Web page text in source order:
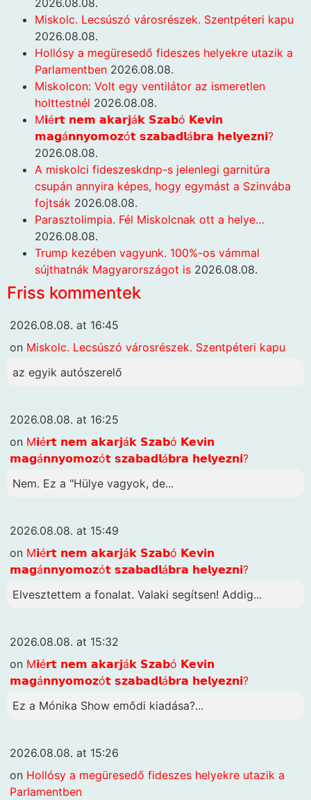
2026.08.08.
Miskolc. Lecsúszó városrészek. Szentpéteri kapu
2026.08.08.
Hollósy a megüresedő fideszes helyekre utazik a
Parlamentben 2026.08.08.
Miskolcon: Volt egy ventilátor az ismeretlen
holttestnél 2026.08.08.
M𝗶é𝗿𝘁 𝗻𝗲𝗺 𝗮𝗸𝗮𝗿𝗷á𝗸 𝗦𝘇𝗮𝗯ó 𝗞𝗲𝘃𝗶𝗻
𝗺𝗮𝗴á𝗻𝗻𝘆𝗼𝗺𝗼𝘇ó𝘁 𝘀𝘇𝗮𝗯𝗮𝗱𝗹á𝗯𝗿𝗮 𝗵𝗲𝗹𝘆𝗲𝘇𝗻𝗶?
2026.08.08.
A miskolci fideszeskdnp-s jelenlegi garnitúra
csupán annyira képes, hogy egymást a Szinvába
fojtsák 2026.08.08.
Parasztolimpia. Fél Miskolcnak ott a helye…
2026.08.08.
Trump kezében vagyunk. 100%-os vámmal
sújthatnák Magyarországot is 2026.08.08.
Friss kommentek
2026.08.08. at 16:45
on Miskolc. Lecsúszó városrészek. Szentpéteri kapu
az egyik autószerelő
2026.08.08. at 16:25
on M𝗶é𝗿𝘁 𝗻𝗲𝗺 𝗮𝗸𝗮𝗿𝗷á𝗸 𝗦𝘇𝗮𝗯ó 𝗞𝗲𝘃𝗶𝗻
𝗺𝗮𝗴á𝗻𝗻𝘆𝗼𝗺𝗼𝘇ó𝘁 𝘀𝘇𝗮𝗯𝗮𝗱𝗹á𝗯𝗿𝗮 𝗵𝗲𝗹𝘆𝗲𝘇𝗻𝗶?
Nem. Ez a "Hülye vagyok, de...
2026.08.08. at 15:49
on M𝗶é𝗿𝘁 𝗻𝗲𝗺 𝗮𝗸𝗮𝗿𝗷á𝗸 𝗦𝘇𝗮𝗯ó 𝗞𝗲𝘃𝗶𝗻
𝗺𝗮𝗴á𝗻𝗻𝘆𝗼𝗺𝗼𝘇ó𝘁 𝘀𝘇𝗮𝗯𝗮𝗱𝗹á𝗯𝗿𝗮 𝗵𝗲𝗹𝘆𝗲𝘇𝗻𝗶?
Elvesztettem a fonalat. Valaki segítsen! Addig...
2026.08.08. at 15:32
on M𝗶é𝗿𝘁 𝗻𝗲𝗺 𝗮𝗸𝗮𝗿𝗷á𝗸 𝗦𝘇𝗮𝗯ó 𝗞𝗲𝘃𝗶𝗻
𝗺𝗮𝗴á𝗻𝗻𝘆𝗼𝗺𝗼𝘇ó𝘁 𝘀𝘇𝗮𝗯𝗮𝗱𝗹á𝗯𝗿𝗮 𝗵𝗲𝗹𝘆𝗲𝘇𝗻𝗶?
Ez a Mónika Show emődi kiadása?...
2026.08.08. at 15:26
on Hollósy a megüresedő fideszes helyekre utazik a
Parlamentben